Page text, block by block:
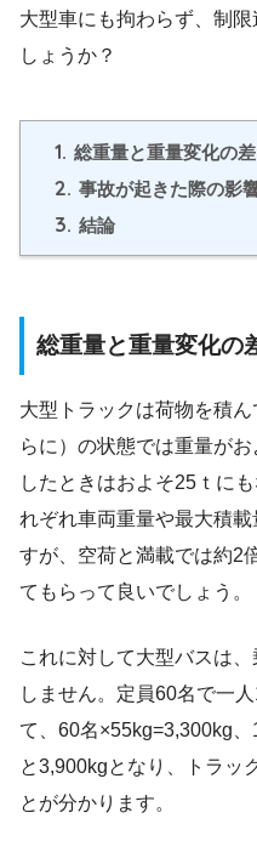
大型車にも拘わらず、制
しょうか？
1. 総重量と重量変化の差
2. 事故が起きた際の影
3. 結論
総重量と重量変化の
大型トラックは荷物を積
らに）の状態では重量が
したときはおよそ25ｔに
れぞれ車両重量や最大積
すが、空荷と満載では約2
てもらって良いでしょう。
これに対して大型バスは
しません。定員60名で一
て、60名×55kg=3,300kg
と3,900kgとなり、トラッ
とが分かります。